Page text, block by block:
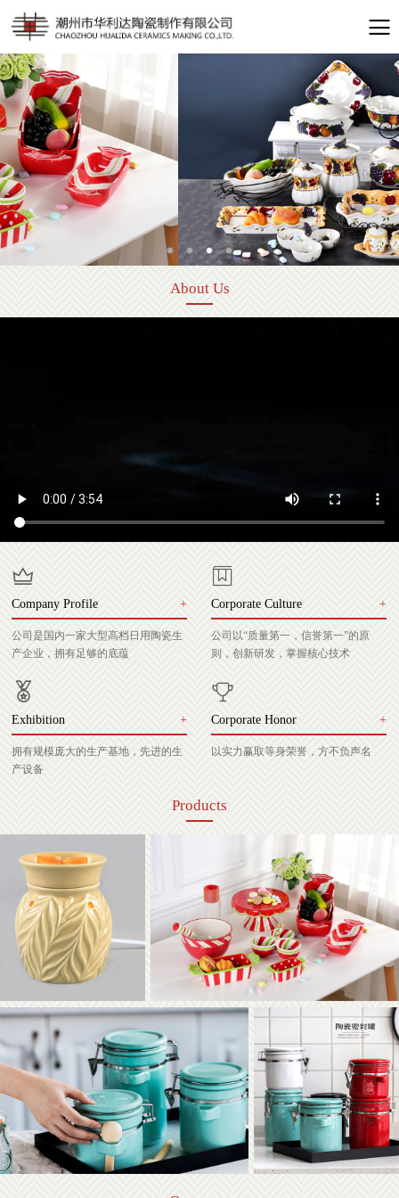
About Us
Company Profile +
公司是国内一家大型高档日用陶瓷生
产企业，拥有足够的底蕴
Corporate Culture +
公司以“质量第一，信誉第一”的原
则，创新研发，掌握核心技术
Exhibition +
拥有规模庞大的生产基地，先进的生
产设备
Corporate Honor +
以实力赢取等身荣誉，方不负声名
Products